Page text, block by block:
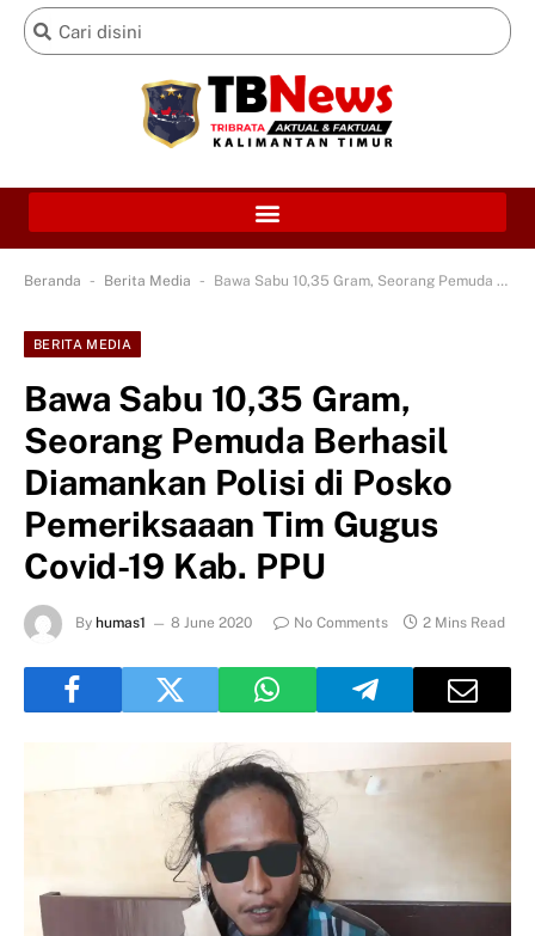
Beranda - Berita Media - Bawa Sabu 10,35 Gram, Seorang Pemuda Berhasil Diamankan Polisi di Posko Pemeriksaaan Tim Gugus Covid-19 Kab. PPU
BERITA MEDIA
Bawa Sabu 10,35 Gram,
Seorang Pemuda Berhasil
Diamankan Polisi di Posko
Pemeriksaaan Tim Gugus
Covid-19 Kab. PPU
By humas1 8 June 2020 No Comments 2 Mins Read